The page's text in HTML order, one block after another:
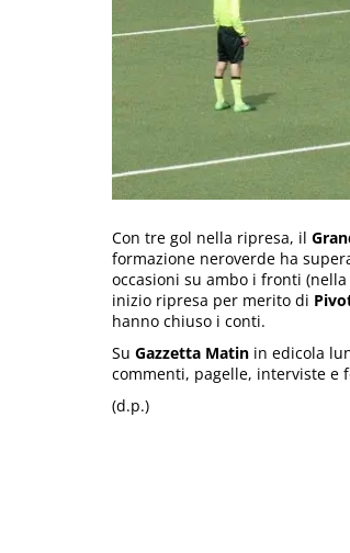
Con tre gol nella ripresa, il
formazione neroverde ha
occasioni su ambo i fronti
inizio ripresa per merito di
hanno chiuso i conti.
Su Gazzetta Matin in edicola
commenti, pagelle, interviste e
(d.p.)